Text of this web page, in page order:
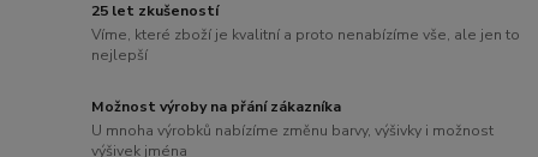
25 let zkušeností
Víme, které zboží je kvalitní a proto nenabízíme vše, ale jen to
nejlepší
Možnost výroby na přání zákazníka
U mnoha výrobků nabízíme změnu barvy, výšivky i možnost
výšivek jména